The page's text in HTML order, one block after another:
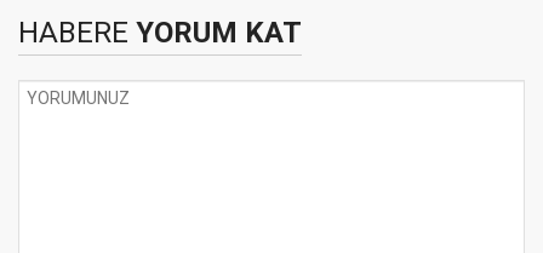
HABERE YORUM KAT